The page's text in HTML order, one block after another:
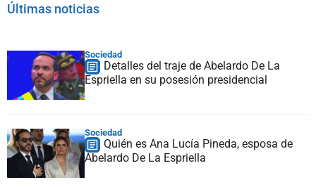
Últimas noticias
Sociedad
Detalles del traje de Abelardo De La
Espriella en su posesión presidencial
Sociedad
Quién es Ana Lucía Pineda, esposa de
Abelardo De La Espriella